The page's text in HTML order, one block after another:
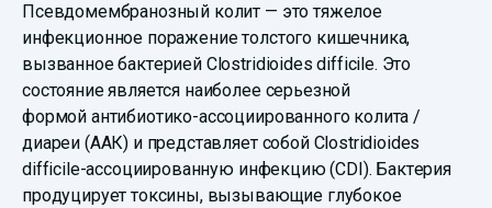
Псевдомембранозный колит — это тяжелое
инфекционное поражение толстого кишечника,
вызванное бактерией Clostridioides difficile. Это
состояние является наиболее серьезной
формой антибиотико-ассоциированного колита /
диареи (ААК) и представляет собой Clostridioides
difficile-ассоциированную инфекцию (CDI). Бактерия
продуцирует токсины, вызывающие глубокое